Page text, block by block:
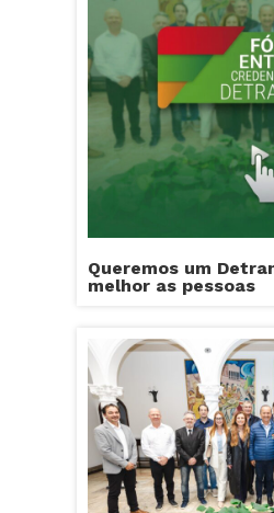
Queremos um
melhor as pessoas